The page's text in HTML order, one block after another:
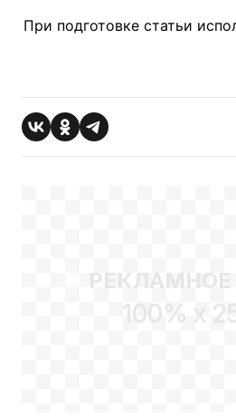
При подготовке статьи
100% x